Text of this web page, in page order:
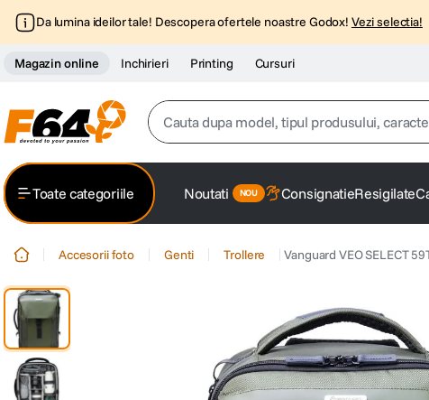
Da lumina ideilor tale! Descopera ofertele noastre Godox! Vezi selectia!
Magazin online Inchirieri Printing Cursuri
Cauta dupa model, tipul produsului,
2. trepied
peak design
canon sx740 hs
Toate categoriile Noutati ConsignatieResigilate
Accesorii foto Genti Trollere Vanguard VEO SELECT